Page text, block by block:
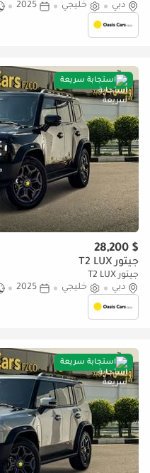
دبي
خليجي 2025
استجابة سريعة
$ 28,200
جيتور T2 LUX
جيتور T2 LUX
دبي
خليجي 2025
استجابة سريعة